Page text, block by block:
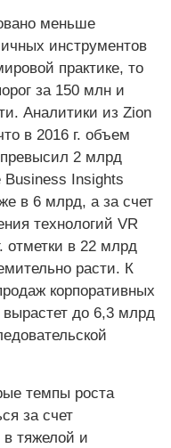
меньше
инструментов
практике, то
за 150 млн и
Аналитики из Zion
в 2016 г. объем
2 млрд
Insights
в 6 млрд, а за счет
технологий VR
отметки в 22 млрд
расти. К
корпоративных
до 6,3 млрд
темпы роста
за счет
в тяжелой и